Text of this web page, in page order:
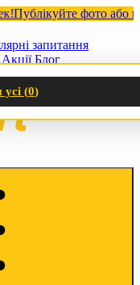
фото або
запитання
Акції Блог
(0)